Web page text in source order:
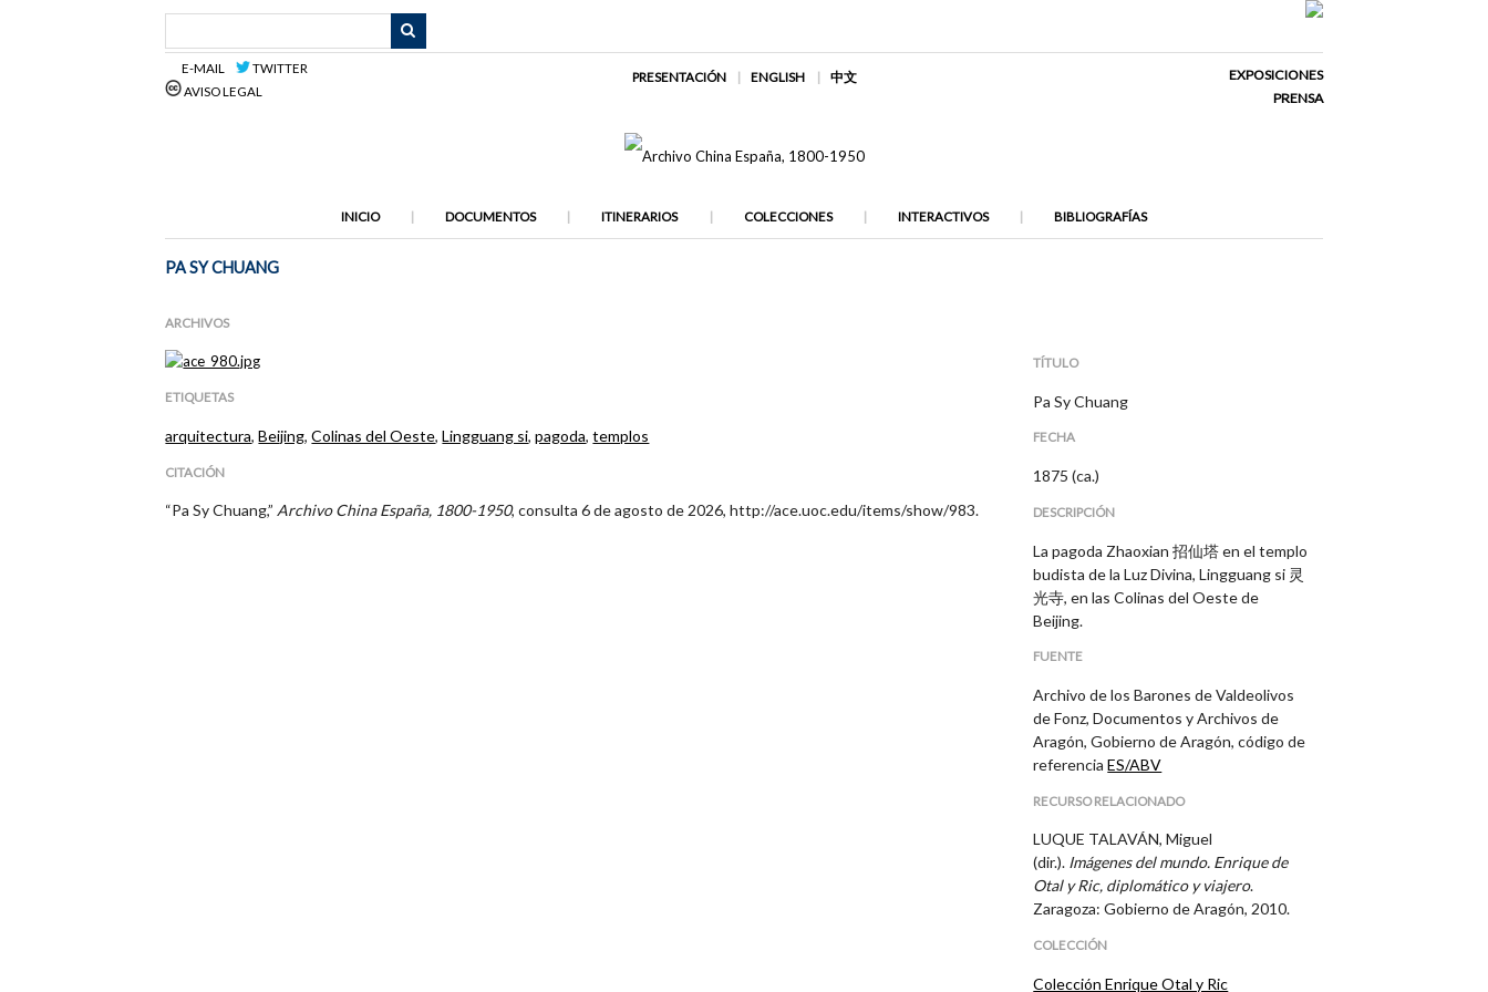
E-MAIL
TWITTER
AVISO LEGAL
PRESENTACIÓN ENGLISH 中文
EXPOSICIONES
PRENSA
INICIO DOCUMENTOS ITINERARIOS COLECCIONES INTERACTIVOS BIBLIOGRAFÍAS
PA SY CHUANG
ARCHIVOS
ETIQUETAS
arquitectura,Beijing,Colinas del Oeste,Lingguang si,pagoda,templos
CITACIÓN
“Pa Sy Chuang,”Archivo China España, 1800-1950, consulta 6 de agosto de 2026,http://ace.uoc.edu/items/show/983.
TÍTULO
Pa Sy Chuang
FECHA
1875 (ca.)
DESCRIPCIÓN
La pagoda Zhaoxian 招仙塔 en el templo
budista de la Luz Divina, Lingguang si 灵
光寺, en las Colinas del Oeste de
Beijing.
FUENTE
Archivo de los Barones de Valdeolivos
de Fonz, Documentos y Archivos de
Aragón, Gobierno de Aragón, código de
referenciaES/ABV
RECURSO RELACIONADO
LUQUE TALAVÁN, Miguel
(dir.). Imágenes del mundo. Enrique de
Otal y Ric, diplomático y viajero.
Zaragoza: Gobierno de Aragón, 2010.
COLECCIÓN
Colección Enrique Otal y Ric